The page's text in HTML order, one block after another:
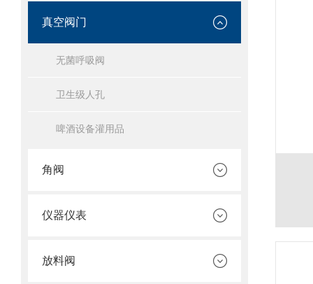
真空阀门
无菌呼吸阀
卫生级人孔
啤酒设备灌用品
角阀
仪器仪表
放料阀